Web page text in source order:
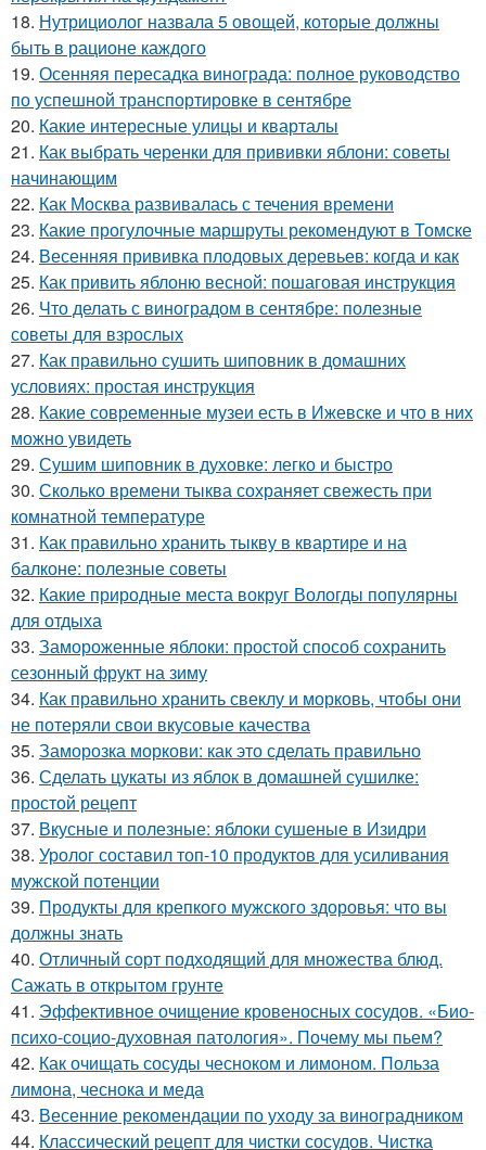
18. Нутрициолог назвала 5 овощей, которые должны
быть в рационе каждого
19. Осенняя пересадка винограда: полное руководство
по успешной транспортировке в сентябре
20. Какие интересные улицы и кварталы
21. Как выбрать черенки для прививки яблони: советы
начинающим
22. Как Москва развивалась с течения времени
23. Какие прогулочные маршруты рекомендуют в Томске
24. Весенняя прививка плодовых деревьев: когда и как
25. Как привить яблоню весной: пошаговая инструкция
26. Что делать с виноградом в сентябре: полезные
советы для взрослых
27. Как правильно сушить шиповник в домашних
условиях: простая инструкция
28. Какие современные музеи есть в Ижевске и что в них
можно увидеть
29. Сушим шиповник в духовке: легко и быстро
30. Сколько времени тыква сохраняет свежесть при
комнатной температуре
31. Как правильно хранить тыкву в квартире и на
балконе: полезные советы
32. Какие природные места вокруг Вологды популярны
для отдыха
33. Замороженные яблоки: простой способ сохранить
сезонный фрукт на зиму
34. Как правильно хранить свеклу и морковь, чтобы они
не потеряли свои вкусовые качества
35. Заморозка моркови: как это сделать правильно
36. Сделать цукаты из яблок в домашней сушилке:
простой рецепт
37. Вкусные и полезные: яблоки сушеные в Изидри
38. Уролог составил топ-10 продуктов для усиливания
мужской потенции
39. Продукты для крепкого мужского здоровья: что вы
должны знать
40. Отличный сорт подходящий для множества блюд.
Сажать в открытом грунте
41. Эффективное очищение кровеносных сосудов. «Био-
психо-социо-духовная патология». Почему мы пьем?
42. Как очищать сосуды чесноком и лимоном. Польза
лимона, чеснока и меда
43. Весенние рекомендации по уходу за виноградником
44. Классический рецепт для чистки сосудов. Чистка